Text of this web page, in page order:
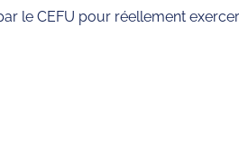
le CEFU pour réellement